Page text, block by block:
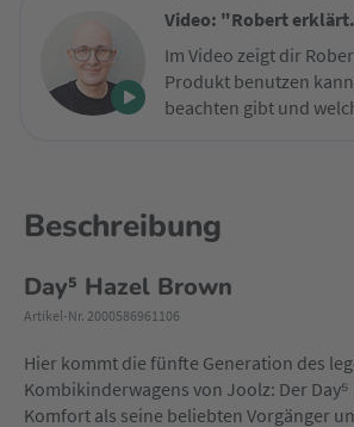
Video: "Robert
Im Video zeigt dir
Produkt benutzen
beachten gibt und
Beschreibung
Day⁵ Hazel Brown
Artikel-Nr. 2000586961106
Hier kommt die fünfte Generation des
Kombikinderwagens von Joolz: Der
Komfort als seine beliebten Vorgänger